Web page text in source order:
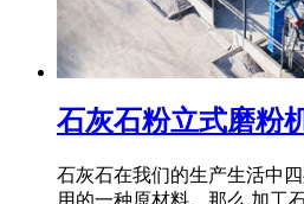
石灰石粉立式磨粉
石灰石在我们的生产生活中
用的一种原材料。那么,加工